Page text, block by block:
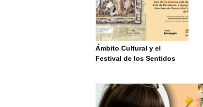
Ámbito Cultural y el
Festival de los Sentidos